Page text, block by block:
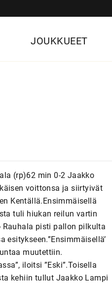
JOUKKUEET
(rp)62 min 0-2 Jaakko
voittonsa ja siirtyivät
Kentällä.Ensimmäisellä
tuli hiukan reilun vartin
pisti pallon pilkulta
muutettiin.
iloitsi ”Eski”.Toisella
kehiin tullut Jaakko Lampi